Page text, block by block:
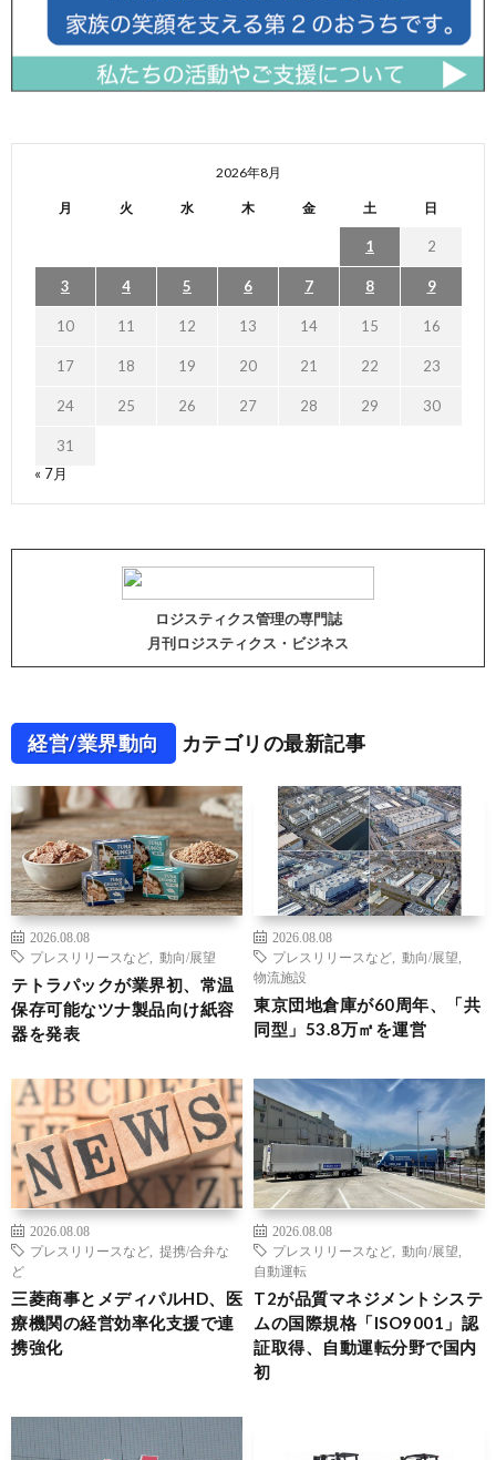
2026年8月
月 火 水 木 金 土 日
1 2
3 4 5 6 7 8 9
10 11 12 13 14 15 16
17 18 19 20 21 22 23
24 25 26 27 28 29 30
31
« 7月
ロジスティクス管理の専門誌
月刊ロジスティクス・ビジネス
経営/業界動向 カテゴリの最新記事
2026.08.08
プレスリリースなど
動向/展望
テトラパックが業界初、常温
保存可能なツナ製品向け紙容
器を発表
2026.08.08
プレスリリースなど
動向/展望
物流施設
東京団地倉庫が60周年、「共
同型」53.8万㎡を運営
2026.08.08
プレスリリースなど
提携/合弁な
ど
三菱商事とメディパルHD、医
療機関の経営効率化支援で連
携強化
2026.08.08
プレスリリースなど
動向/展望
自動運転
T2が品質マネジメントシステ
ムの国際規格「ISO9001」認
証取得、自動運転分野で国内
初